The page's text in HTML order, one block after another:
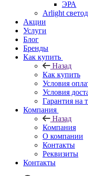
ЭРА
Arlight
Акции
Услуги
Блог
Бренды
Как купить
Назад
Как купить
Условия
Условия
Гарантия на
Компания
Назад
Компания
О компании
Контакты
Реквизиты
Контакты